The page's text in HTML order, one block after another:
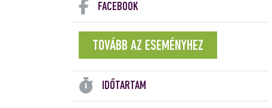
FACEBOOK
TOVÁBB AZ ESEMÉNYHEZ
IDŐTARTAM